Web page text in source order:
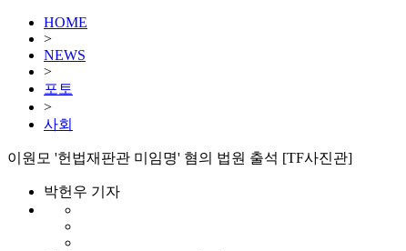
HOME
>
NEWS
>
포토
>
사회
이원모 '헌법재판관 미임명' 혐의 법원 출석 [TF사진관]
박헌우 기자